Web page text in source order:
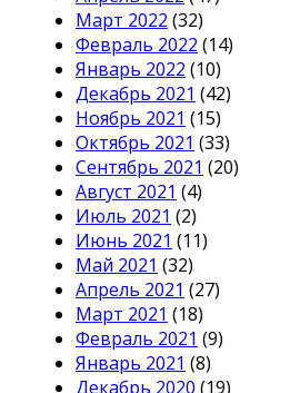
Март 2022 (32)
Февраль 2022 (14)
Январь 2022 (10)
Декабрь 2021 (42)
Ноябрь 2021 (15)
Октябрь 2021 (33)
Сентябрь 2021 (20)
Август 2021 (4)
Июль 2021 (2)
Июнь 2021 (11)
Май 2021 (32)
Апрель 2021 (27)
Март 2021 (18)
Февраль 2021 (9)
Январь 2021 (8)
Декабрь 2020 (19)